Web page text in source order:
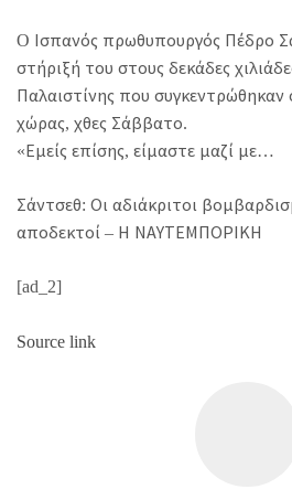
O Ισπανός πρωθυπουργός Πέδρο
στήριξή του στους δεκάδες
Παλαιστίνης που συγκεντρώθηκαν
χώρας, χθες Σάββατο.
«Εμείς επίσης, είμαστε μαζί με…
Σάντσεθ: Οι αδιάκριτοι
αποδεκτοί – Η ΝΑΥΤΕΜΠΟΡΙΚΗ
[ad_2]
Source link